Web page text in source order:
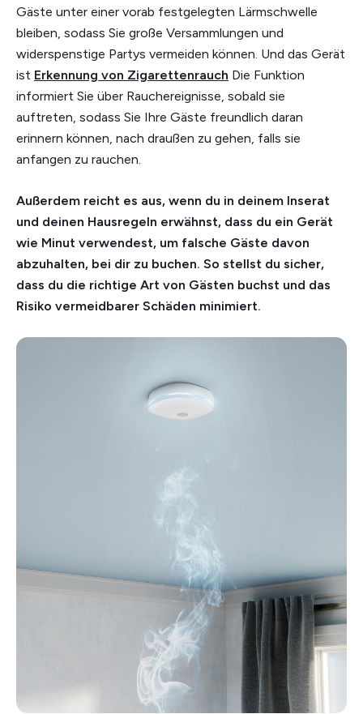
Gäste unter einer vorab festgelegten Lärmschwelle
bleiben, sodass Sie große Versammlungen und
widerspenstige Partys vermeiden können. Und das Gerät
ist Erkennung von Zigarettenrauch Die Funktion
informiert Sie über Rauchereignisse, sobald sie
auftreten, sodass Sie Ihre Gäste freundlich daran
erinnern können, nach draußen zu gehen, falls sie
anfangen zu rauchen.
Außerdem reicht es aus, wenn du in deinem Inserat
und deinen Hausregeln erwähnst, dass du ein Gerät
wie Minut verwendest, um falsche Gäste davon
abzuhalten, bei dir zu buchen. So stellst du sicher,
dass du die richtige Art von Gästen buchst und das
Risiko vermeidbarer Schäden minimiert.